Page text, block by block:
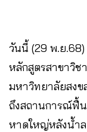
วันนี้ (29 พ.ย
หลักสูตรสาขาวิ
มหาวิทยาลัยสง
ถึงสถานการณ์ฟื้
หาดใหญ่หลังน้ำล